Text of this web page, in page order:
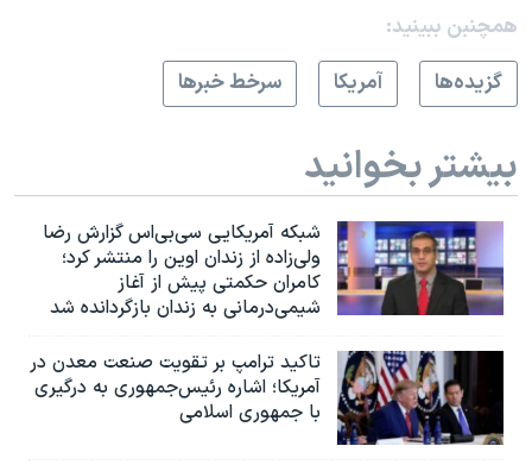
همچنبن ببینید:
گزيده‌ها
آمريکا سرخط خبرها
بیشتر بخوانید
شبکه آمریکایی سی‌بی‌‌اس گزارش رضا
ولی‌زاده از زندان اوین را منتشر کرد؛
کامران حکمتی پیش از آغاز
شیمی‌درمانی به زندان بازگردانده شد
تاکید ترامپ بر تقویت صنعت معدن در
آمریکا؛ اشاره رئیس‌جمهوری به درگیری
با جمهوری اسلامی